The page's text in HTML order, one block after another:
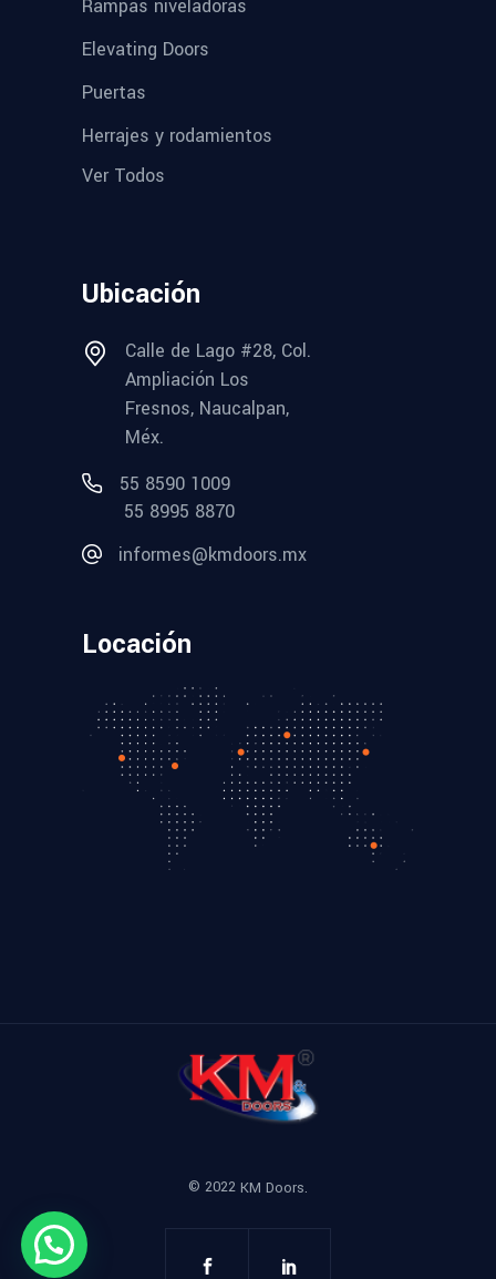
Rampas niveladoras
Elevating Doors
Puertas
Herrajes y rodamientos
Ver Todos
Ubicación
Calle de Lago #28, Col.
Ampliación Los
Fresnos, Naucalpan,
Méx.
55 8590 1009
55 8995 8870
informes@kmdoors.mx
Locación
© 2022 KM Doors.